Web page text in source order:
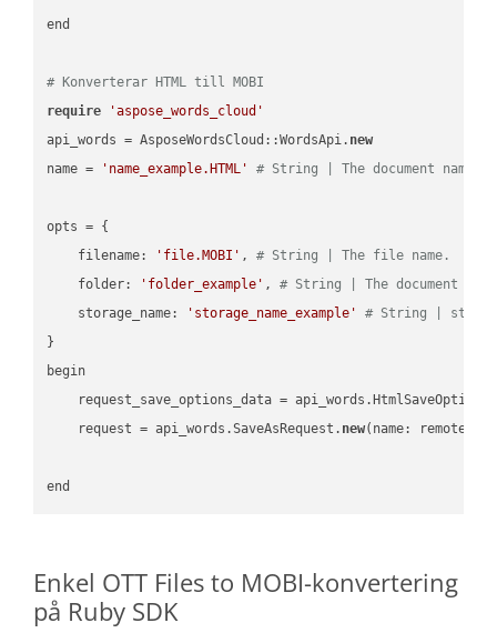
end
# Konverterar HTML till MOBI
require
'aspose_words_cloud'
api_words = AsposeWordsCloud::WordsApi. new
name =
'name_example.HTML' # String | The document name.
opts = {
    filename:
'file.MOBI' , # String | The file name.
    folder:
'folder_example' , # String | The document
    storage_name:
'storage_name_example'
# String |
}
begin
request_save_options_data =
    request = api_words.SaveAsRequest.
new(name:
Enkel OTT Files to MOBI-konvertering
på Ruby SDK